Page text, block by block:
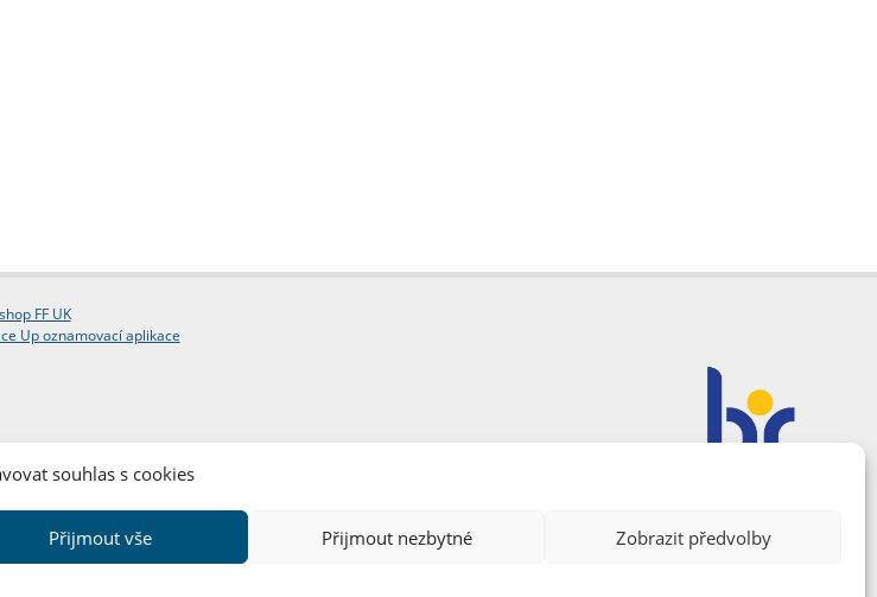
souhlas s cookies
Přijmout vše Přijmout nezbytné Zobrazit předvolby
FF UK
Up oznamovací aplikace